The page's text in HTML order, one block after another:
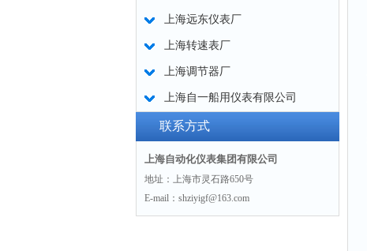
上海远东仪表厂
上海转速表厂
上海调节器厂
上海自一船用仪表有限公司
联系方式
上海自动化仪表集团有限公司
地址：上海市灵石路650号
E-mail：shziyigf@163.com